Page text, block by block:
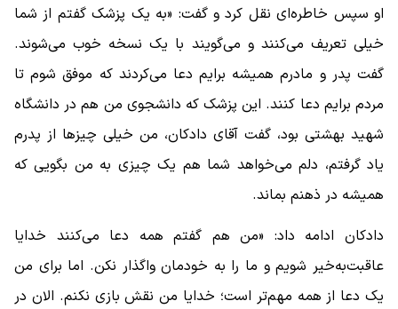
او سپس خاطره‌ای نقل کرد و گفت: «به یک پزشک گفتم از شما
خیلی تعریف می‌کنند و می‌گویند با یک نسخه خوب می‌شوند.
گفت پدر و مادرم همیشه برایم دعا می‌کردند که موفق شوم تا
مردم برایم دعا کنند. این پزشک که دانشجوی من هم در دانشگاه
شهید بهشتی بود، گفت آقای دادکان، من خیلی چیز‌ها از پدرم
یاد گرفتم، دلم می‌خواهد شما هم یک چیزی به من بگویی که
همیشه در ذهنم بماند.
دادکان ادامه داد: «من هم گفتم همه دعا می‌کنند خدایا
عاقبت‌به‌خیر شویم و ما را به خودمان واگذار نکن. اما برای من
یک دعا از همه مهم‌تر است؛ خدایا من نقش بازی نکنم. الان در